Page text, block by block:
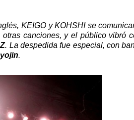
KEIGO y KOHSHI se
otras canciones, y el público vibró
. La despedida fue especial, con
.